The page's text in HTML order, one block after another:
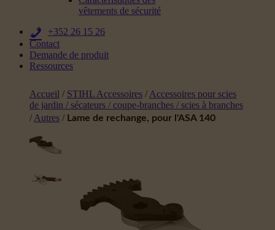
vêtements de sécurité
+352 26 15 26
Contact
Demande de produit
Ressources
Accueil / STIHL Accessoires / Accessoires pour scies
de jardin / sécateurs / coupe-branches / scies à branches
/ Autres / Lame de rechange, pour l'ASA 140